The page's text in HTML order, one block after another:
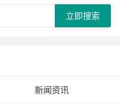
立即搜索
新闻资讯